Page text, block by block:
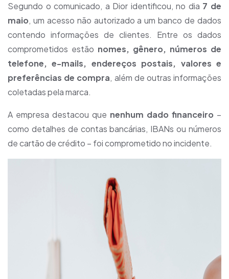
Segundo o comunicado, a Dior identificou, no dia 7 de
maio, um acesso não autorizado a um banco de dados
contendo informações de clientes. Entre os dados
comprometidos estão nomes, gênero, números de
telefone, e-mails, endereços postais, valores e
preferências de compra, além de outras informações
coletadas pela marca.
A empresa destacou que nenhum dado financeiro –
como detalhes de contas bancárias, IBANs ou números
de cartão de crédito – foi comprometido no incidente.